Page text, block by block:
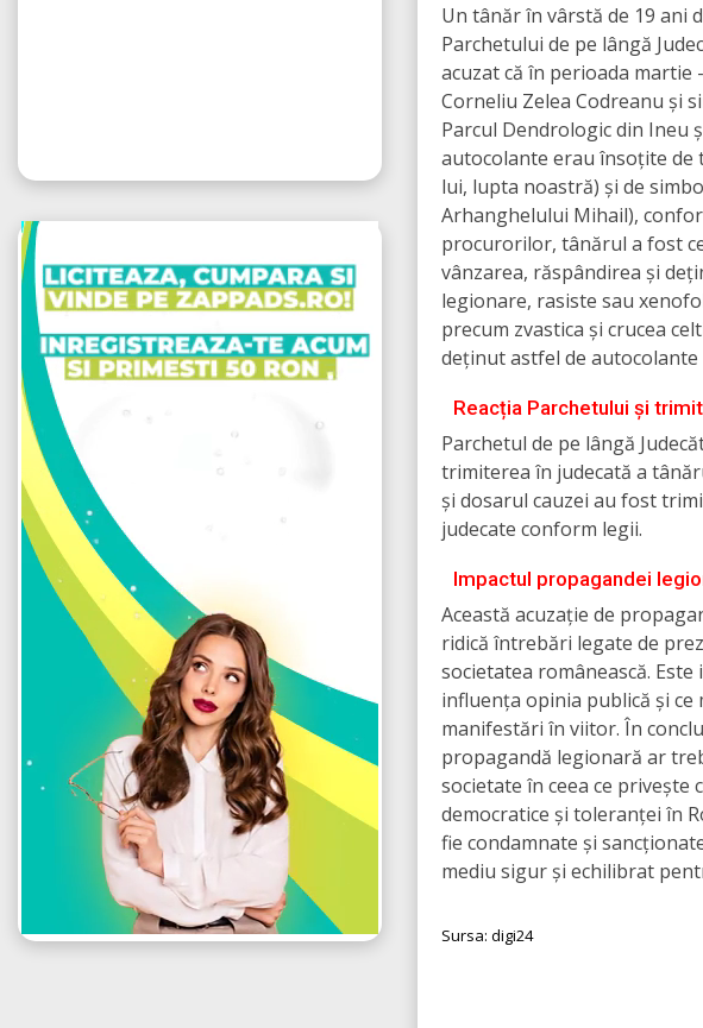
Un tânăr în vârstă de 19 ani
Parchetului de pe lângă
acuzat că în perioada
Corneliu Zelea Codreanu și
Parcul Dendrologic din Ineu
autocolante erau însoțite de
lui, lupta noastră) și de
Arhanghelului Mihail),
procurorilor, tânărul a fost
vânzarea, răspândirea și
legionare, rasiste sau
precum zvastica și crucea
deținut astfel de
Reacția Parchetului și
Parchetul de pe lângă
trimiterea în judecată a
și dosarul cauzei au fost
judecate conform legii.
Impactul propagandei
Această acuzație de
ridică întrebări legate de
societatea românească.
influența opinia publică și
manifestări în viitor. În
propagandă legionară ar
societate în ceea ce
democratice și toleranței în
fie condamnate și
mediu sigur și echilibrat
Sursa: digi24